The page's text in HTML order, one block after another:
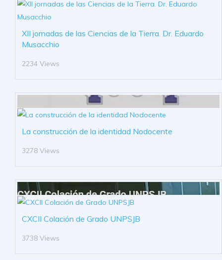
XII jornadas de las Ciencias de la Tierra. Dr. Eduardo
Musacchio
2234 Views
La construcción de la identidad Nodocente
3278 Views
CXCII Colación de Grado UNPSJB
3738 Views